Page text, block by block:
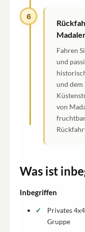
6
Fahren
und
und dem
von
Was ist
Inbegriffen
Privates
Gruppe